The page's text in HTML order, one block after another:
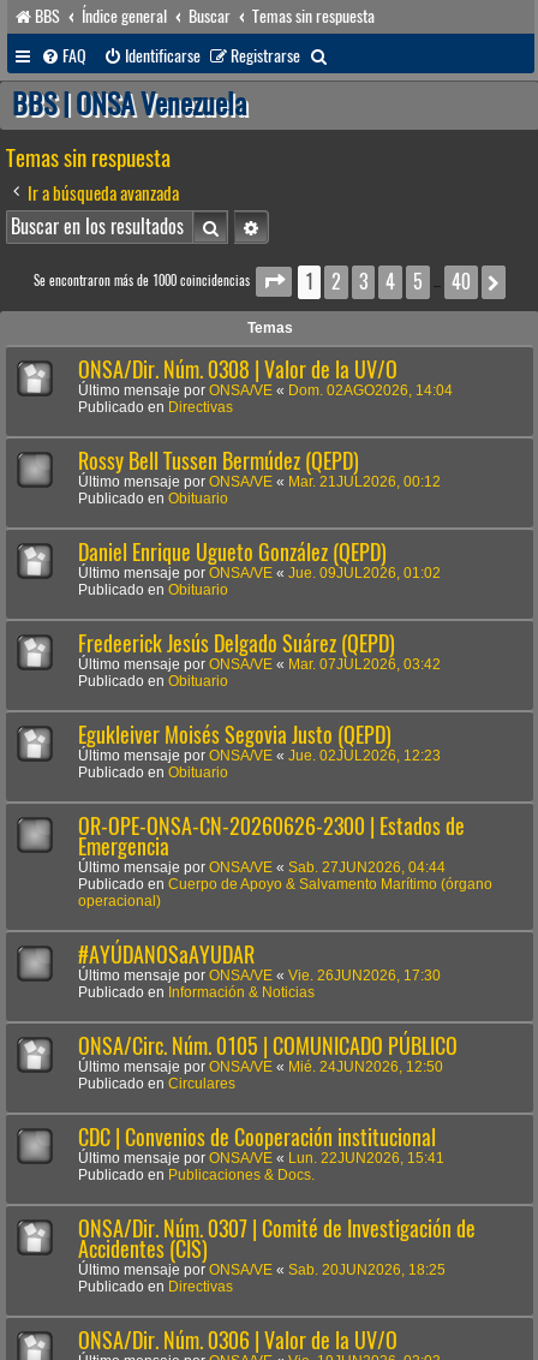
BBS Índice general Buscar
Temas sin respuesta
FAQ
Identificarse Registrarse
u
BBS | ONSA Venezuela
Temas sin respuesta
Ir a búsqueda avanzada
BuscarBúsqueda avanzada
Se encontraron más de 1000 coincidencias Página1 de 40
1 2 3 4 5 … 40
Temas
ONSA/Dir. Núm. 0308 | Valor de la UV/O
Último mensaje por ONSA/VE « Dom. 02AGO2026, 14:04
Publicado en Directivas
Rossy Bell Tussen Bermúdez (QEPD)
Último mensaje por ONSA/VE « Mar. 21JUL2026, 00:12
Publicado en Obituario
Daniel Enrique Ugueto González (QEPD)
Último mensaje por ONSA/VE « Jue. 09JUL2026, 01:02
Publicado en Obituario
Fredeerick Jesús Delgado Suárez (QEPD)
Último mensaje por ONSA/VE « Mar. 07JUL2026, 03:42
Publicado en Obituario
Egukleiver Moisés Segovia Justo (QEPD)
Último mensaje por ONSA/VE « Jue. 02JUL2026, 12:23
Publicado en Obituario
OR-OPE-ONSA-CN-20260626-2300 | Estados de
Emergencia
Último mensaje por ONSA/VE « Sab. 27JUN2026, 04:44
Publicado en Cuerpo de Apoyo & Salvamento Marítimo (órgano
operacional)
#AYÚDANOSaAYUDAR
Último mensaje por ONSA/VE « Vie. 26JUN2026, 17:30
Publicado en Información & Noticias
ONSA/Circ. Núm. 0105 | COMUNICADO PÚBLICO
Último mensaje por ONSA/VE « Mié. 24JUN2026, 12:50
Publicado en Circulares
CDC | Convenios de Cooperación institucional
Último mensaje por ONSA/VE «
Lun. 22JUN2026, 15:41
Publicado en Publicaciones & Docs.
ONSA/Dir. Núm. 0307 | Comité de Investigación de
Accidentes (CIS)
Último mensaje por ONSA/VE « Sab. 20JUN2026, 18:25
Publicado en Directivas
ONSA/Dir. Núm. 0306 | Valor de la UV/O